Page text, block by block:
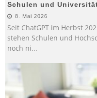
Schulen und
8. Mai 2026
Seit ChatGPT im Herbst
stehen Schulen und
noch ni...